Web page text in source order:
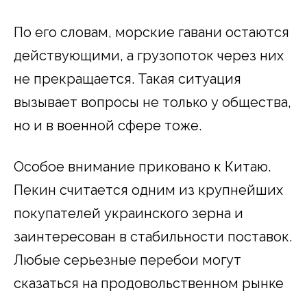
По его словам, морские гавани остаются
действующими, а грузопоток через них
не прекращается. Такая ситуация
вызывает вопросы не только у общества,
но и в военной сфере тоже.
Особое внимание приковано к Китаю.
Пекин считается одним из крупнейших
покупателей украинского зерна и
заинтересован в стабильности поставок.
Любые серьезные перебои могут
сказаться на продовольственном рынке